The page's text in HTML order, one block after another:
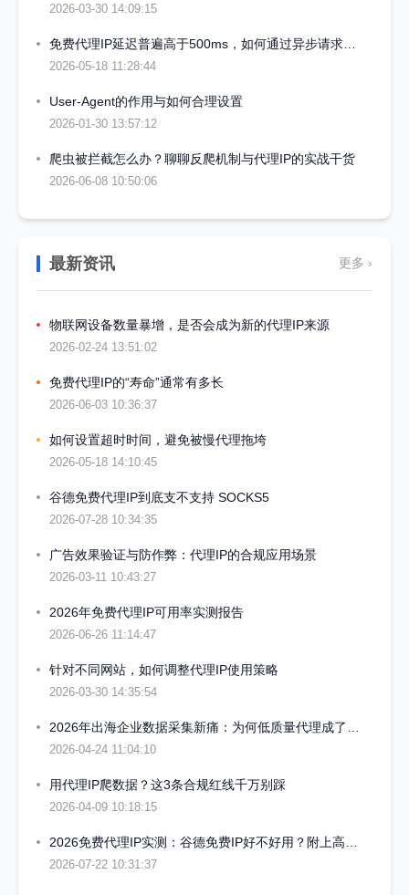
2026-03-30 14:09:15
2026-05-18 11:28:44
User-Agent的作用与如何合理设置
2026-01-30 13:57:12
爬虫被拦截怎么办？聊聊反爬机制与代理IP的实战干货
2026-06-08 10:50:06
最新资讯 更多 ›
物联网设备数量暴增，是否会成为新的代理IP来源
2026-02-24 13:51:02
免费代理IP的“寿命”通常有多长
2026-06-03 10:36:37
如何设置超时时间，避免被慢代理拖垮
2026-05-18 14:10:45
谷德免费代理IP到底支不支持 SOCKS5
2026-07-28 10:34:35
广告效果验证与防作弊：代理IP的合规应用场景
2026-03-11 10:43:27
2026年免费代理IP可用率实测报告
2026-06-26 11:14:47
针对不同网站，如何调整代理IP使用策略
2026-03-30 14:35:54
2026-04-24 11:04:10
用代理IP爬数据？这3条合规红线千万别踩
2026-04-09 10:18:15
2026-07-22 10:31:37